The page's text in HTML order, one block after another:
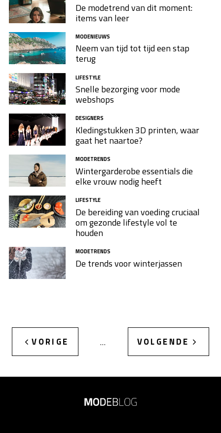
De modetrend van dit moment:
items van leer
MODENIEUWS
Neem van tijd tot tijd een stap
terug
LIFESTYLE
Snelle bezorging voor mode
webshops
DESIGNERS
Kledingstukken 3D printen, waar
gaat het naartoe?
MODETRENDS
Wintergarderobe essentials die
elke vrouw nodig heeft
LIFESTYLE
De bereiding van voeding cruciaal
om gezonde lifestyle vol te
houden
MODETRENDS
De trends voor winterjassen
VORIGE … VOLGENDE